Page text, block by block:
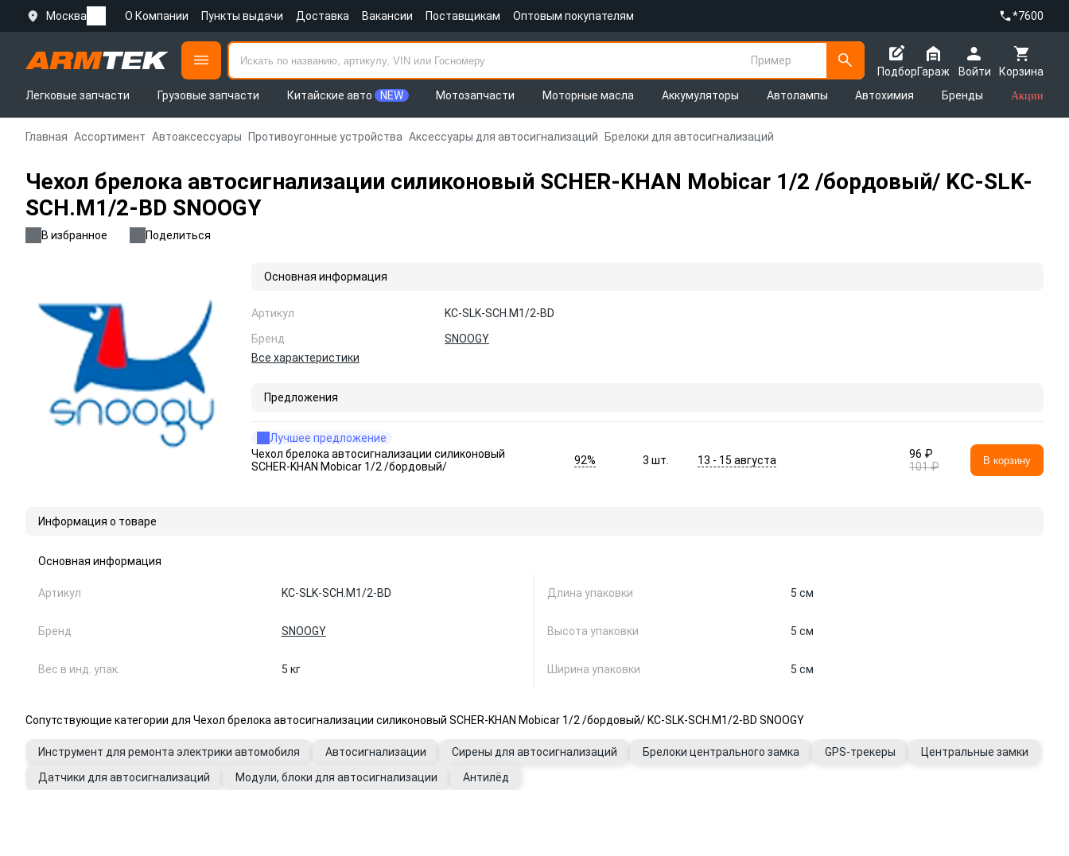
Москва О Компании Пункты выдачи Доставка Вакансии Поставщикам Оптовым покупателям *7600
Пример
Подбор
Корзина
Гараж
Войти
Легковые запчасти
Грузовые запчасти Китайские авто NEW Мотозапчасти Моторные масла Аккумуляторы Автолампы Автохимия Бренды Акции
Главная Ассортимент Автоаксессуары Противоугонные устройства Аксессуары для автосигнализаций Брелоки для автосигнализаций
Чехол брелока автосигнализации силиконовый SCHER-KHAN Mobicar 1/2 /бордовый/ KC-SLK-
SCH.M1/2-BD SNOOGY
В избранное Поделиться
Основная информация
Артикул
KC-SLK-SCH.M1/2-BD
Бренд
SNOOGY
Все характеристики
Предложения
Лучшее предложение
Чехол брелока автосигнализации силиконовый
SCHER-KHAN Mobicar 1/2 /бордовый/
92% 3шт. 13 - 15 августа
96 ₽
101 ₽
В корзину
Информация о товаре
Основная информация
Артикул KC-SLK-SCH.M1/2-BD
Бренд SNOOGY
Вес в инд. упак. 5 кг
Длина упаковки 5 см
Высота упаковки 5 см
Ширина упаковки 5 см
Сопутствующие категории для Чехол брелока автосигнализации силиконовый SCHER-KHAN Mobicar 1/2 /бордовый/ KC-SLK-SCH.M1/2-BD SNOOGY
Инструмент для ремонта электрики автомобиля Автосигнализации Сирены для автосигнализаций Брелоки центрального замка GPS-трекеры
Центральные замки
Датчики для автосигнализаций
Модули, блоки для автосигнализации Антилёд